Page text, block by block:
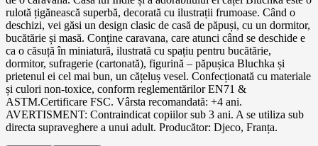
rulotă țigănească superbă, decorată cu ilustrații frumoase. Când o
deschizi, vei găsi un design clasic de casă de păpuși, cu un dormitor,
bucătărie și masă. Conține caravana, care atunci când se deschide e
ca o căsuță în miniatură, ilustrată cu spațiu pentru bucătărie,
dormitor, sufragerie (cartonată), figurină – păpușica Bluchka și
prietenul ei cel mai bun, un cățeluș vesel. Confecționată cu materiale
și culori non-toxice, conform reglementărilor EN71 &
ASTM.Certificare FSC. Vârsta recomandată: +4 ani.
AVERTISMENT: Contraindicat copiilor sub 3 ani. A se utiliza sub
directa supraveghere a unui adult. Producător: Djeco, Franța.